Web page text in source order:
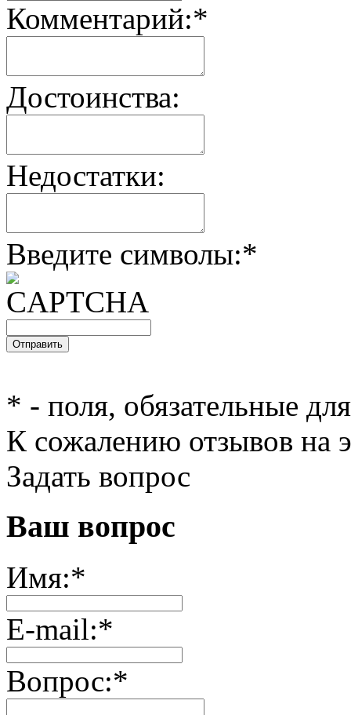
Комментарий:*
Достоинства:
Недостатки:
Введите символы:*
* - поля, обязательные
К сожалению отзывов на
Задать вопрос
Ваш вопрос
Имя:*
E-mail:*
Вопрос:*